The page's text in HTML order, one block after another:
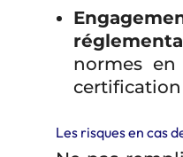
normes
Les risques en cas